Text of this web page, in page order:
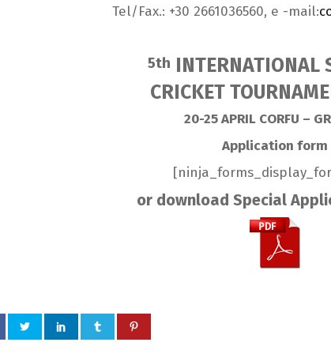
Tel/Fax.: +30 2661036560, e -mail:
5th INTERNATIONAL
CRICKET
20-25 APRIL CORFU –
Application form
or download Special